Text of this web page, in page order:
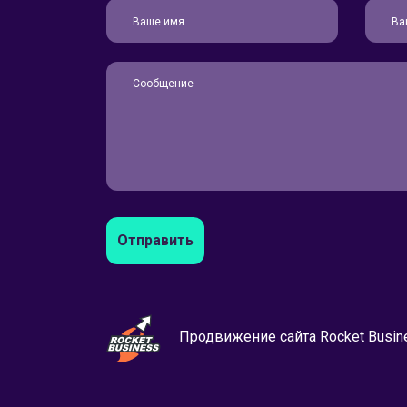
Отправить
Продвижение сайта Rocket